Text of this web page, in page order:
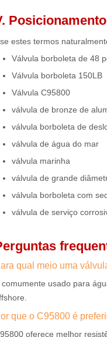
estes termos
Válvula borboleta de 48
Válvula borboleta 150LB
Válvula C95800
válvula de bronze de
válvula borboleta de
válvula de água do mar
válvula marinha
válvula de grande
válvula borboleta com
válvula de serviço
qual meio uma
comumente usado para
que o C95800 é
oferece melhor